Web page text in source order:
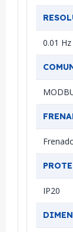
0.01 Hz
IP20